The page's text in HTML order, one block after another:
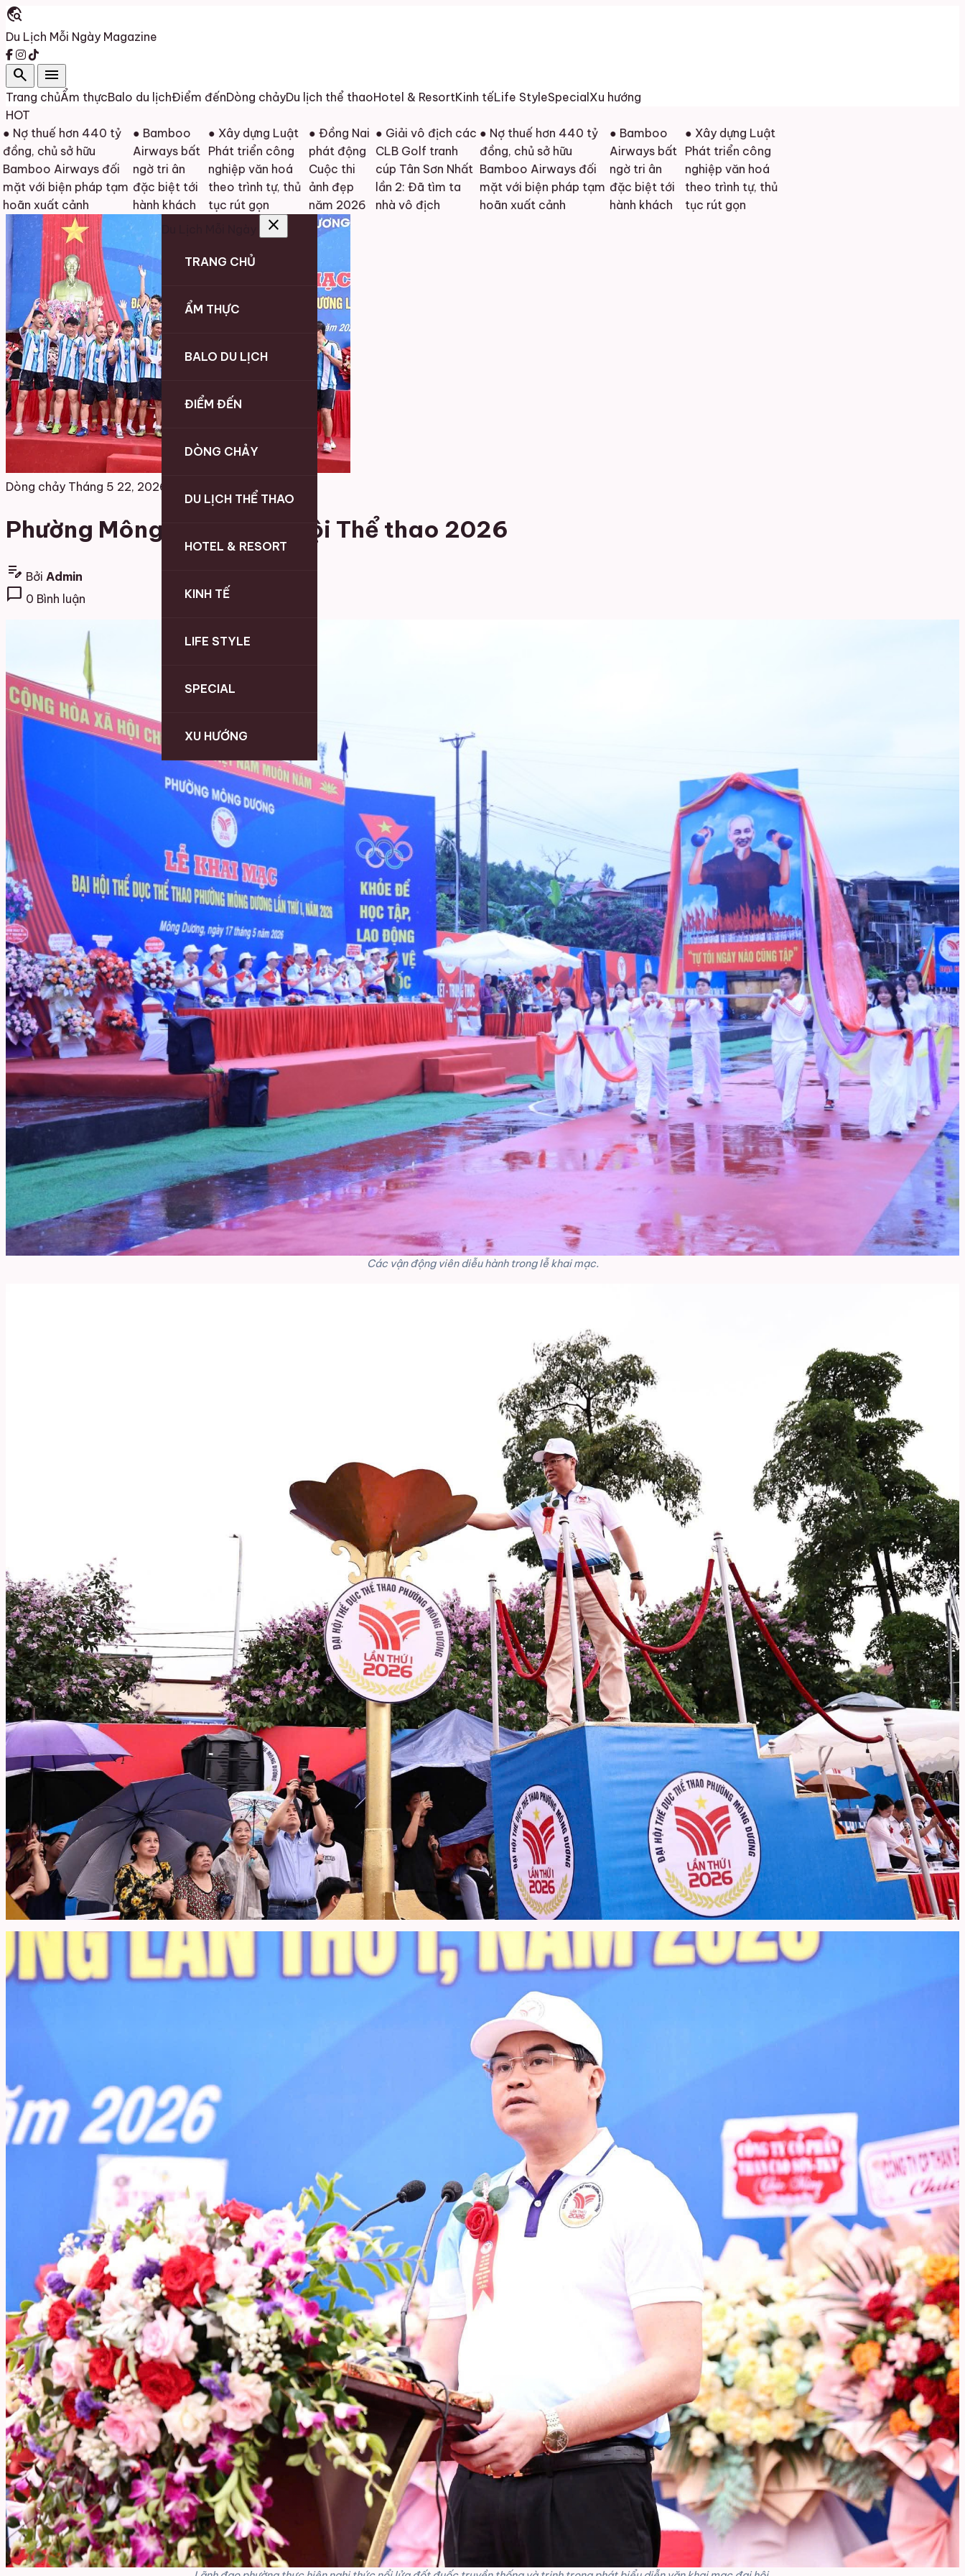
travel_explore
Du Lịch Mỗi Ngày Magazine
search menu
Trang chủẨm thựcBalo du lịchĐiểm đếnDòng chảyDu lịch thể thaoHotel & ResortKinh tếLife StyleSpecial Xu hướng
HOT
hơn 440 tỷ
chủ sở hữu
Airways đối
biện pháp tạm
cảnh
● Bamboo
Airways bất
ngờ tri ân
đặc biệt tới
hành khách
● Xây dựng Luật
Phát triển công
nghiệp văn hoá
theo trình tự, thủ
tục rút gọn
● Đồng Nai
phát động
Cuộc thi
ảnh đẹp
năm 2026
● Giải vô địch các
CLB Golf tranh
cúp Tân Sơn Nhất
lần 2: Đã tìm ta
nhà vô địch
● Nợ thuế hơn 440 tỷ
đồng, chủ sở hữu
Bamboo Airways đối
mặt với biện pháp tạm
hoãn xuất cảnh
● Bamboo
Airways bất
ngờ tri ân
đặc biệt tới
hành khách
● Xây dựng Luật
Phát triển công
nghiệp văn hoá
theo trình tự, thủ
tục rút gọn
close
TRANG CHỦ
ẨM THỰC
BALO DU LỊCH
ĐIỂM ĐẾN
DÒNG CHẢY
DU LỊCH THỂ THAO
HOTEL & RESORT
KINH TẾ
LIFE STYLE
SPECIAL
XU HƯỚNG
Dòng chảy Tháng 5 22, 2026
Phường Mông Dương Đại hội Thể thao 2026
edit_note Bởi Admin
chat_bubble 0 Bình luận
Các vận động viên diễu hành trong lễ khai mạc.